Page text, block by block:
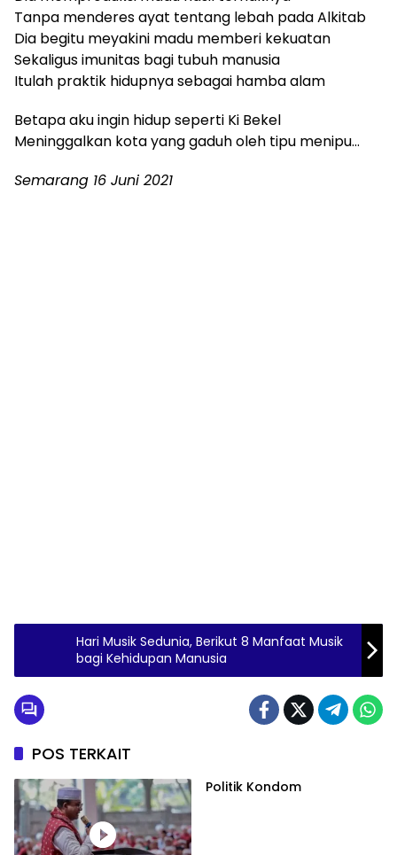
Tanpa menderes ayat tentang lebah pada Alkitab
Dia begitu meyakini madu memberi kekuatan
Sekaligus imunitas bagi tubuh manusia
Itulah praktik hidupnya sebagai hamba alam
Betapa aku ingin hidup seperti Ki Bekel
Meninggalkan kota yang gaduh oleh tipu menipu…
Semarang 16 Juni 2021
Hari Musik Sedunia, Berikut 8 Manfaat Musik
bagi Kehidupan Manusia
POS TERKAIT
Politik Kondom